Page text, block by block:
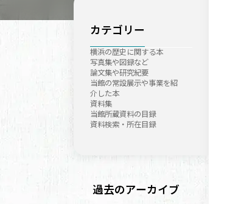
カテゴリー
横浜の歴史に関する本
写真集や図録など
論文集や研究紀要
当館の常設展示や事業を紹
介した本
資料集
当館所蔵資料の目録
資料検索・所在目録
過去のアーカイブ